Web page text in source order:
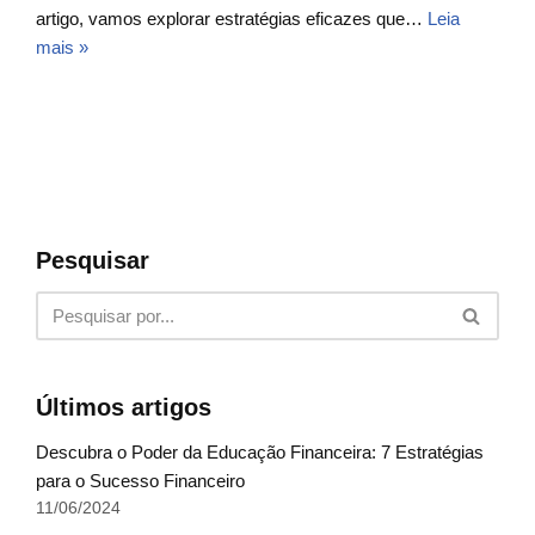
artigo, vamos explorar estratégias eficazes que… Leia
mais »
Pesquisar
Últimos artigos
Descubra o Poder da Educação Financeira: 7 Estratégias
para o Sucesso Financeiro
11/06/2024